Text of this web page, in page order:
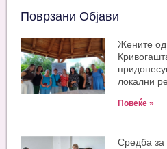
Поврзани Објави
Жените
локални
Повеќе »
Средба